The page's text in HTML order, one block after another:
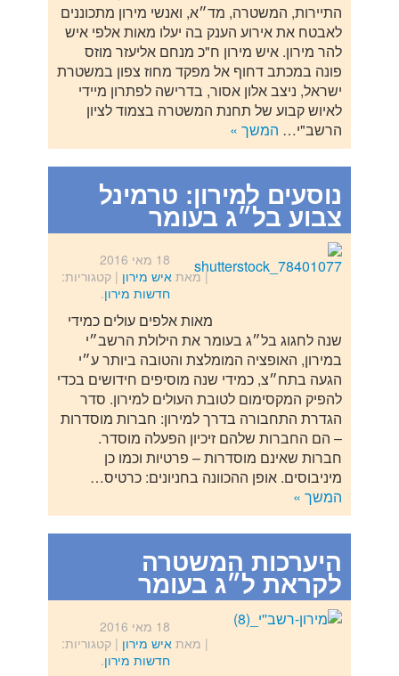
התיירות, המשטרה, מד״א, ואנשי מירון מתכוננים
לאבטח את אירוע הענק בה יעלו מאות אלפי איש
להר מירון. איש מירון ח"כ מנחם אליעזר מוזס
פונה במכתב דחוף אל מפקד מחוז צפון במשטרת
ישראל, ניצב אלון אסור, בדרישה לפתרון מיידי
לאיוש קבוע של תחנת המשטרה בצמוד לציון
הרשב"י… המשך »
נוסעים למירון: טרמינל
צבוע בל״ג בעומר
18 מאי 2016
| מאת איש מירון | קטגוריות:
חדשות מירון.
מאות אלפים עולים כמידי
שנה לחגוג בל״ג בעומר את הילולת הרשב״י
במירון, האופציה המומלצת והטובה ביותר ע״י
הגעה בתח״צ, כמידי שנה מוסיפים חידושים בכדי
להפיק המקסימום לטובת העולים למירון. סדר
הגדרת התחבורה בדרך למירון: חברות מוסדרות
– הם החברות שלהם זיכיון הפעלה מוסדר.
חברות שאינם מוסדרות – פרטיות וכמו כן
מיניבוסים. אופן ההכוונה בחניונים: כרטיס…
המשך »
היערכות המשטרה
לקראת ל״ג בעומר
18 מאי 2016
| מאת איש מירון | קטגוריות:
חדשות מירון.